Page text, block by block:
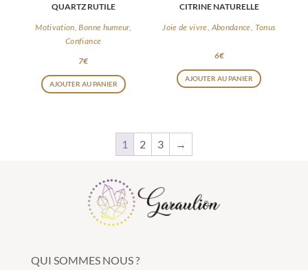
la
produit
la
produit
QUARTZ RUTILE
Motivation, Bonne humeur,
Confiance
7€
AJOUTER AU PANIER
CITRINE NATURELLE
Joie de vivre, Abondance, Tonus
6€
AJOUTER AU PANIER
1 2 3 →
QUI SOMMES NOUS ?